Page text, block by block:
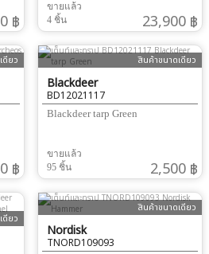
฿
ขายแล้ว
4 ชิ้น
23,900 ฿
ดียว
฿
สินค้าขนาดเดียว
Blackdeer
BD12021117
Blackdeer tarp Green
ขายแล้ว
95 ชิ้น
2,500 ฿
ดียว
สินค้าขนาดเดียว
Nordisk
TNORD109093